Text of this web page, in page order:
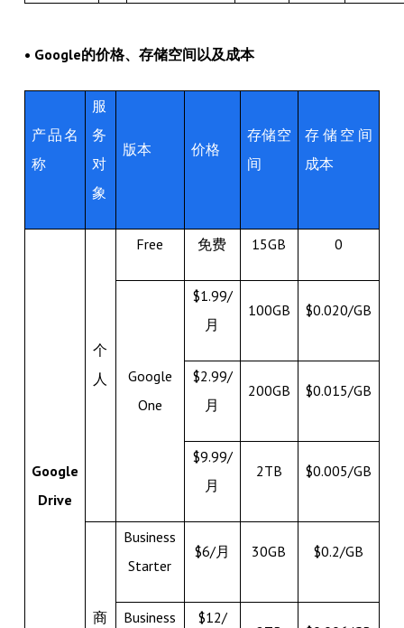
• Google的价格、存储空间以及成本
产品名
称
服
务
对
象
版本 价格
存储空
间
存储空间
成本
Google
Drive
个
人
Free 免费 15GB 0
Google
One
$1.99/
月
100GB $0.020/GB
$2.99/
月
200GB $0.015/GB
$9.99/
月
2TB $0.005/GB
商
Business
Starter
$6/月 30GB $0.2/GB
Business
$12/